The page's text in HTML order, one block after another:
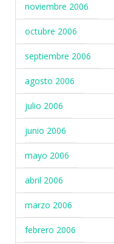
noviembre 2006
octubre 2006
septiembre 2006
agosto 2006
julio 2006
junio 2006
mayo 2006
abril 2006
marzo 2006
febrero 2006